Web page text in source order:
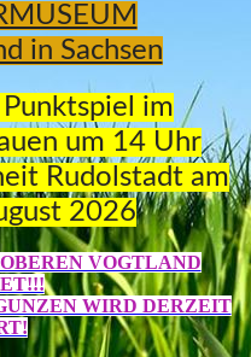
in Sachsen
im
um 14 Uhr
Rudolstadt am
2026
VOGTLAND
WIRD DERZEIT